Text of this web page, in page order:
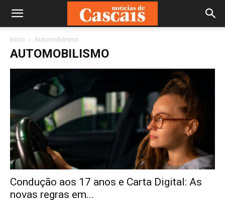
Início Automobilismo
AUTOMOBILISMO
Condução aos 17 anos e Carta Digital: As
novas regras em...